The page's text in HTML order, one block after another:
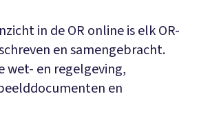
in de OR online is elk OR-
en samengebracht.
wet- en regelgeving,
en